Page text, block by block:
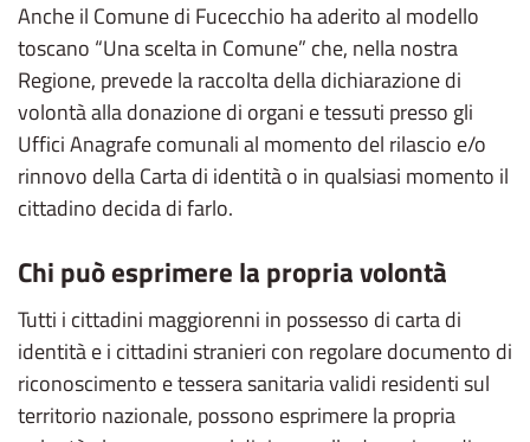
Anche il Comune di Fucecchio ha aderito al modello
toscano “Una scelta in Comune” che, nella nostra
Regione, prevede la raccolta della dichiarazione di
volontà alla donazione di organi e tessuti presso gli
Uffici Anagrafe comunali al momento del rilascio e/o
rinnovo della Carta di identità o in qualsiasi momento il
cittadino decida di farlo.
Chi può esprimere la propria volontà
Tutti i cittadini maggiorenni in possesso di carta di
identità e i cittadini stranieri con regolare documento di
riconoscimento e tessera sanitaria validi residenti sul
territorio nazionale, possono esprimere la propria